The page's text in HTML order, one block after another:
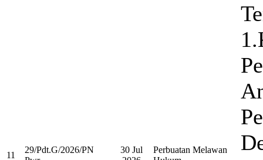
11
29/Pdt.G/2026/PN
30 Jul
Perbuatan Melawan